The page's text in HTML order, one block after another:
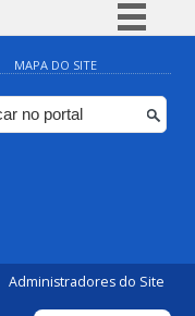
Simplifique!
Comunica BR
Participe
MAPA DO SITE
Administradores do Site